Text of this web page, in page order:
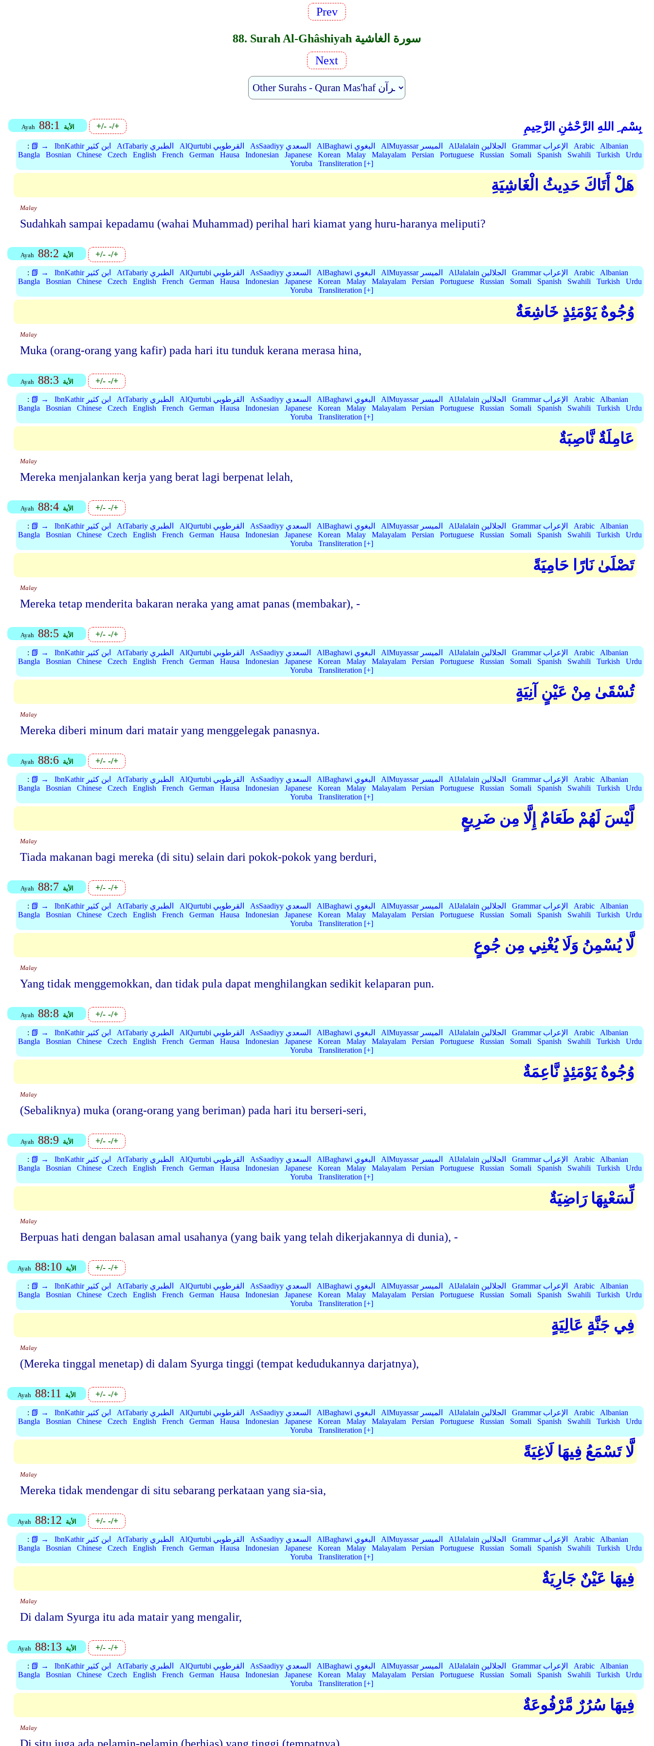
Prev
88. Surah Al-Ghâshiyah سورة الغاشية
Next
Ayah 88:1 الأية +/--/+ بِسْم ِ اللهِ الرَّحْمَٰنِ الرَّحِيمِ
: 📗 → IbnKathir ابن كثير AtTabariy الطبري AlQurtubi القرطوبي AsSaadiyy السعدي AlBaghawi البغوي AlMuyassar الميسر AlJalalain الجلالين Grammar الإعراب Arabic
Albanian
Bangla
Bosnian Chinese Czech English French German Hausa Indonesian Japanese Korean Malay Malayalam Persian Portuguese Russian Somali Spanish Swahili Turkish
Urdu
Yoruba
Transliteration [+]
هَلْ أَتَاكَ حَدِيثُ الْغَاشِيَةِ
Malay
Sudahkah sampai kepadamu (wahai Muhammad) perihal hari kiamat yang huru-haranya meliputi?
Ayah 88:2 الأية +/--/+
: 📗 → IbnKathir ابن كثير AtTabariy الطبري AlQurtubi القرطوبي AsSaadiyy السعدي AlBaghawi البغوي AlMuyassar الميسر AlJalalain الجلالين Grammar الإعراب Arabic
Albanian
Bangla
Bosnian Chinese Czech English French German Hausa Indonesian Japanese Korean Malay Malayalam Persian Portuguese Russian Somali Spanish Swahili Turkish
Urdu
Yoruba
Transliteration [+]
وُجُوهٌ يَوْمَئِذٍ خَاشِعَةٌ
Malay
Muka (orang-orang yang kafir) pada hari itu tunduk kerana merasa hina,
Ayah 88:3 الأية +/--/+
: 📗 → IbnKathir ابن كثير AtTabariy الطبري AlQurtubi القرطوبي AsSaadiyy السعدي AlBaghawi البغوي AlMuyassar الميسر AlJalalain الجلالين Grammar الإعراب Arabic
Albanian
Bangla
Bosnian Chinese Czech English French German Hausa Indonesian Japanese Korean Malay Malayalam Persian Portuguese Russian Somali Spanish Swahili Turkish
Urdu
Yoruba
Transliteration [+]
عَامِلَةٌ نَّاصِبَةٌ
Malay
Mereka menjalankan kerja yang berat lagi berpenat lelah,
Ayah 88:4 الأية +/--/+
: 📗 → IbnKathir ابن كثير AtTabariy الطبري AlQurtubi القرطوبي AsSaadiyy السعدي AlBaghawi البغوي AlMuyassar الميسر AlJalalain الجلالين Grammar الإعراب Arabic
Albanian
Bangla
Bosnian Chinese Czech English French German Hausa Indonesian Japanese Korean Malay Malayalam Persian Portuguese Russian Somali Spanish Swahili Turkish
Urdu
Yoruba
Transliteration [+]
تَصْلَىٰ نَارًا حَامِيَةً
Malay
Mereka tetap menderita bakaran neraka yang amat panas (membakar), -
Ayah 88:5 الأية +/--/+
: 📗 → IbnKathir ابن كثير AtTabariy الطبري AlQurtubi القرطوبي AsSaadiyy السعدي AlBaghawi البغوي AlMuyassar الميسر AlJalalain الجلالين Grammar الإعراب Arabic
Albanian
Bangla
Bosnian Chinese Czech English French German Hausa Indonesian Japanese Korean Malay Malayalam Persian Portuguese Russian Somali Spanish Swahili Turkish
Urdu
Yoruba
Transliteration [+]
تُسْقَىٰ مِنْ عَيْنٍ آنِيَةٍ
Malay
Mereka diberi minum dari matair yang menggelegak panasnya.
Ayah 88:6 الأية +/--/+
: 📗 → IbnKathir ابن كثير AtTabariy الطبري AlQurtubi القرطوبي AsSaadiyy السعدي AlBaghawi البغوي AlMuyassar الميسر AlJalalain الجلالين Grammar الإعراب Arabic
Albanian
Bangla
Bosnian Chinese Czech English French German Hausa Indonesian Japanese Korean Malay Malayalam Persian Portuguese Russian Somali Spanish Swahili Turkish
Urdu
Yoruba
Transliteration [+]
لَّيْسَ لَهُمْ طَعَامٌ إِلَّا مِن ضَرِيعٍ
Malay
Tiada makanan bagi mereka (di situ) selain dari pokok-pokok yang berduri,
Ayah 88:7 الأية +/--/+
: 📗 → IbnKathir ابن كثير AtTabariy الطبري AlQurtubi القرطوبي AsSaadiyy السعدي AlBaghawi البغوي AlMuyassar الميسر AlJalalain الجلالين Grammar الإعراب Arabic
Albanian
Bangla
Bosnian Chinese Czech English French German Hausa Indonesian Japanese Korean Malay Malayalam Persian Portuguese Russian Somali Spanish Swahili Turkish
Urdu
Yoruba
Transliteration [+]
لَّا يُسْمِنُ وَلَا يُغْنِي مِن جُوعٍ
Malay
Yang tidak menggemokkan, dan tidak pula dapat menghilangkan sedikit kelaparan pun.
Ayah 88:8 الأية +/--/+
: 📗 → IbnKathir ابن كثير AtTabariy الطبري AlQurtubi القرطوبي AsSaadiyy السعدي AlBaghawi البغوي AlMuyassar الميسر AlJalalain الجلالين Grammar الإعراب Arabic
Albanian
Bangla
Bosnian Chinese Czech English French German Hausa Indonesian Japanese Korean Malay Malayalam Persian Portuguese Russian Somali Spanish Swahili Turkish
Urdu
Yoruba
Transliteration [+]
وُجُوهٌ يَوْمَئِذٍ نَّاعِمَةٌ
Malay
(Sebaliknya) muka (orang-orang yang beriman) pada hari itu berseri-seri,
Ayah 88:9 الأية +/--/+
: 📗 → IbnKathir ابن كثير AtTabariy الطبري AlQurtubi القرطوبي AsSaadiyy السعدي AlBaghawi البغوي AlMuyassar الميسر AlJalalain الجلالين Grammar الإعراب Arabic
Albanian
Bangla
Bosnian Chinese Czech English French German Hausa Indonesian Japanese Korean Malay Malayalam Persian Portuguese Russian Somali Spanish Swahili Turkish
Urdu
Yoruba
Transliteration [+]
لِّسَعْيِهَا رَاضِيَةٌ
Malay
Berpuas hati dengan balasan amal usahanya (yang baik yang telah dikerjakannya di dunia), -
Ayah 88:10 الأية +/--/+
: 📗 → IbnKathir ابن كثير AtTabariy الطبري AlQurtubi القرطوبي AsSaadiyy السعدي AlBaghawi البغوي AlMuyassar الميسر AlJalalain الجلالين Grammar الإعراب Arabic
Albanian
Bangla
Bosnian Chinese Czech English French German Hausa Indonesian Japanese Korean Malay Malayalam Persian Portuguese Russian Somali Spanish Swahili Turkish
Urdu
Yoruba
Transliteration [+]
فِي جَنَّةٍ عَالِيَةٍ
Malay
(Mereka tinggal menetap) di dalam Syurga tinggi (tempat kedudukannya darjatnya),
Ayah 88:11 الأية +/--/+
: 📗 → IbnKathir ابن كثير AtTabariy الطبري AlQurtubi القرطوبي AsSaadiyy السعدي AlBaghawi البغوي AlMuyassar الميسر AlJalalain الجلالين Grammar الإعراب Arabic
Albanian
Bangla
Bosnian Chinese Czech English French German Hausa Indonesian Japanese Korean Malay Malayalam Persian Portuguese Russian Somali Spanish Swahili Turkish
Urdu
Yoruba
Transliteration [+]
لَّا تَسْمَعُ فِيهَا لَاغِيَةً
Malay
Mereka tidak mendengar di situ sebarang perkataan yang sia-sia,
Ayah 88:12 الأية +/--/+
: 📗 → IbnKathir ابن كثير AtTabariy الطبري AlQurtubi القرطوبي AsSaadiyy السعدي AlBaghawi البغوي AlMuyassar الميسر AlJalalain الجلالين Grammar الإعراب Arabic
Albanian
Bangla
Bosnian Chinese Czech English French German Hausa Indonesian Japanese Korean Malay Malayalam Persian Portuguese Russian Somali Spanish Swahili Turkish
Urdu
Yoruba
Transliteration [+]
فِيهَا عَيْنٌ جَارِيَةٌ
Malay
Di dalam Syurga itu ada matair yang mengalir,
Ayah 88:13 الأية +/--/+
: 📗 → IbnKathir ابن كثير AtTabariy الطبري AlQurtubi القرطوبي AsSaadiyy السعدي AlBaghawi البغوي AlMuyassar الميسر AlJalalain الجلالين Grammar الإعراب Arabic
Albanian
Bangla
Bosnian Chinese Czech English French German Hausa Indonesian Japanese Korean Malay Malayalam Persian Portuguese Russian Somali Spanish Swahili Turkish
Urdu
Yoruba
Transliteration [+]
فِيهَا سُرُرٌ مَّرْفُوعَةٌ
Malay